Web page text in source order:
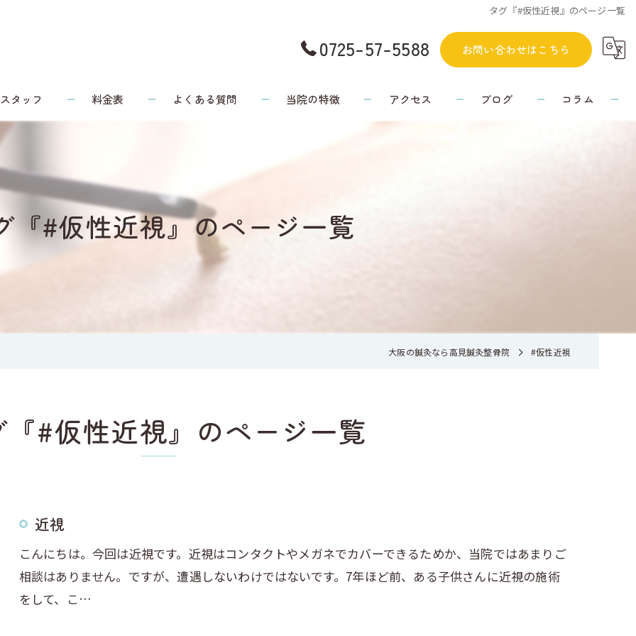
タグ『#仮性近視』のページ一覧
0725-57-5588 お問い合わせはこちら
スタッフ 料金表 よくある質問 当院の特徴
腰痛
アクセス ブログ コラム
『#仮性近視』のページ一覧
大阪の鍼灸なら高見鍼灸整骨院 #仮性近視
#仮性近視』のページ一覧
近視
こんにちは。今回は近視です。近視はコンタクトやメガネでカバーできるためか、当院ではあまりご
相談はありません。ですが、遭遇しないわけではないです。7年ほど前、ある子供さんに近視の施術
をして、こ…